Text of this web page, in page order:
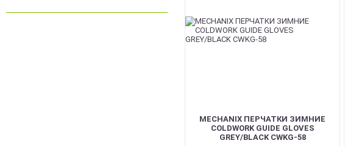
MECHANIX ПЕРЧАТКИ ЗИМНИЕ
COLDWORK GUIDE GLOVES
GREY/BLACK CWKG-58